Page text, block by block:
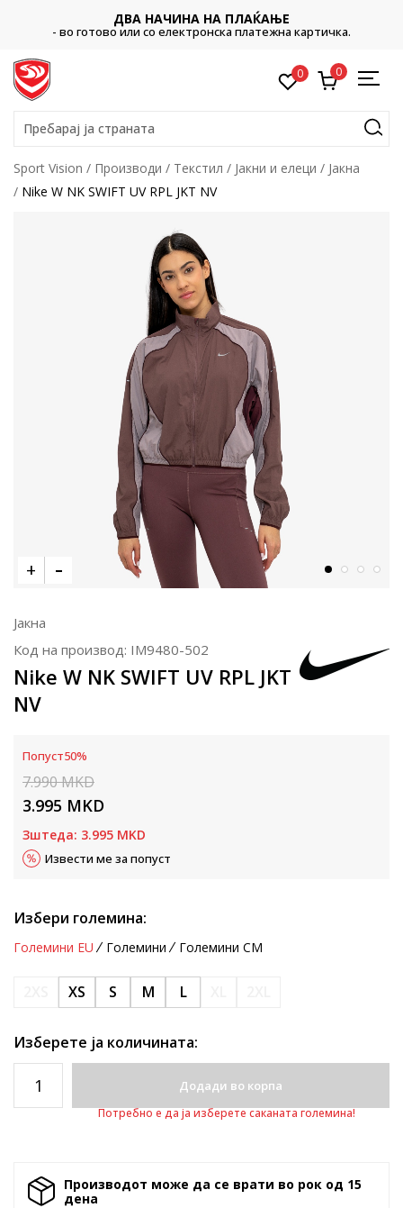
ДВА НАЧИНА НА ПЛАЌАЊЕ
- во готово или со електронска платежна картичка.
0 0
Пребарај ја страната
Sport Vision Производи Текстил Јакни и елеци
Јакна
Nike W NK SWIFT UV RPL JKT NV
Јакна
Код на производ: IM9480-502
Nike W NK SWIFT UV RPL JKT
NV
Попуст50%
7.990MKD
3.995 MKD
Зштеда: 3.995 MKD
Извести ме за попуст
Избери големина:
Големини EU Големини Големини CM
XS S M L
Изберете ја количината:
Додади во корпа
Потребно е да ја изберете саканата големина!
Производот може да се врати во рок од 15
денa